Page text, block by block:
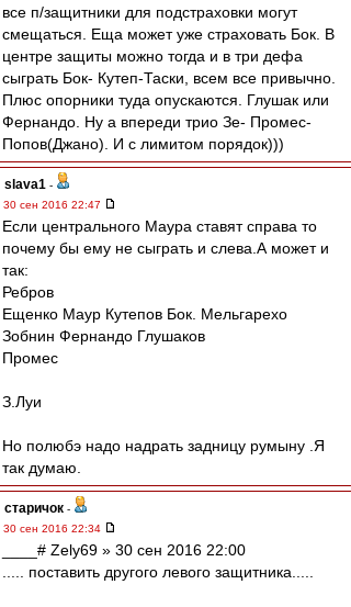
все п/защитники для подстраховки могут
смещаться. Еща может уже страховать Бок. В
центре защиты можно тогда и в три дефа
сыграть Бок- Кутеп-Таски, всем все привычно.
Плюс опорники туда опускаются. Глушак или
Фернандо. Ну а впереди трио Зе- Промес-
Попов(Джано). И с лимитом порядок)))
slava1 -
30 сен 2016 22:47
Если центрального Маура ставят справа то
почему бы ему не сыграть и слева.А может и
так:
Ребров
Ещенко Маур Кутепов Бок. Мельгарехо
Зобнин Фернандо Глушаков
Промес
З.Луи
Но полюбэ надо надрать задницу румыну .Я
так думаю.
старичок -
30 сен 2016 22:34
____# Zely69 » 30 сен 2016 22:00
..... поставить другого левого защитника.....